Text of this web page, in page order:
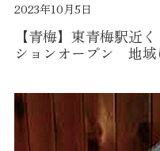
2023年10月5日
【青梅】東青梅駅近
ションオープン 地域